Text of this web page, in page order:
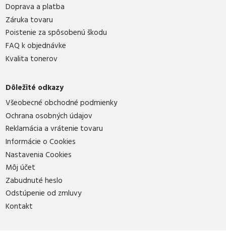
Doprava a platba
Záruka tovaru
Poistenie za spôsobenú škodu
FAQ k objednávke
Kvalita tonerov
Dôležité odkazy
Všeobecné obchodné podmienky
Ochrana osobných údajov
Reklamácia a vrátenie tovaru
Informácie o Cookies
Nastavenia Cookies
Môj účet
Zabudnuté heslo
Odstúpenie od zmluvy
Kontakt